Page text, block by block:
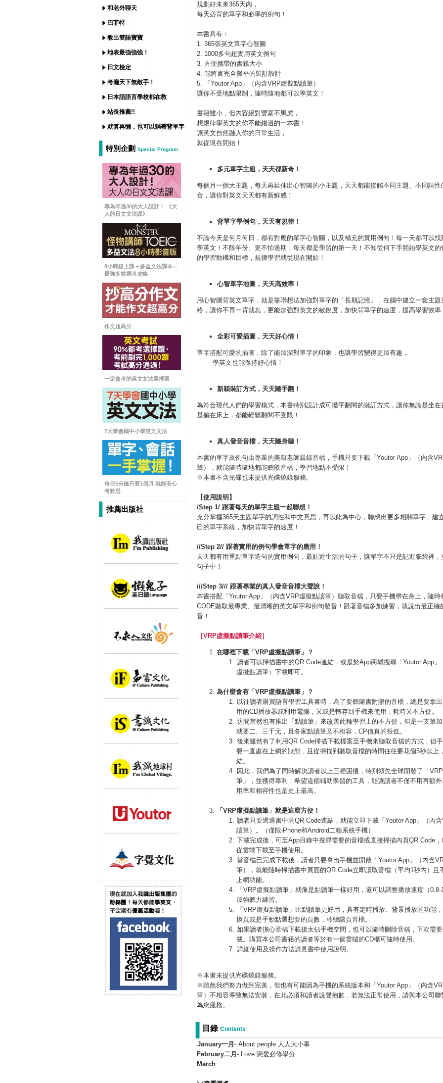
和老外聊天
巴菲特
教出雙語寶寶
地表最強強強！
日文檢定
考遍天下無敵手！
日本語語言學校都在教
站長推薦!!
就算再懶，也可以躺著背單字
特別企劃 Special Program
專為年過30的大人設計！ 《大
人的日文文法課》
8小時線上課＋多益文法課本＝
最強多益應考攻略
作文超高分
一定會考的英文文法選擇題
7天學會國中小學英文文法
每日5分鐘只要1個月 就能安心
考雅思
推薦出版社
規劃好未來365天內，
每天必背的單字和必學的例句！
本書具有：
1. 365張英文單字心智圖
2. 1000多句超實用英文例句
3. 方便攜帶的書籍大小
4. 能將書完全攤平的裝訂設計
5. 「Youtor App」（內含VRP虛擬點讀筆）
讓你不受地點限制，隨時隨地都可以學英文！
書籍雖小，但內容絕對豐富不馬虎，
想規律學英文的你不能錯過的一本書！
讓英文自然融入你的日常生活，
就從現在開始！
多元單字主題，天天都新奇！
每個月一個大主題，每天再延伸出心智圖的小主題，天天都能接觸不同主題、不同詞性
合，讓你對英文天天都有新鮮感！
背單字學例句，天天有規律！
不論今天是何月何日，都有對應的單字心智圖，以及補充的實用例句！每一天都可以找
學英文！不限年份、更不怕過期，每天都是學習的第一天！不知從何下手開始學英文的
的學習動機和目標，規律學習就從現在開始！
心智單字地圖，天天高效率！
用心智圖背英文單字，就是靠聯想法加強對單字的「長期記憶」，在腦中建立一套主題
絡，讓你不再一背就忘，更能加強對英文的敏銳度，加快背單字的速度，提高學習效率
全彩可愛插圖，天天好心情！
單字搭配可愛的插圖，除了能加深對單字的印象，也讓學習變得更加有趣，
學英文也能保持好心情！
新穎裝訂方式，天天隨手翻！
為符合現代人們的學習模式，本書特別設計成可攤平翻閱的裝訂方式，讓你無論是坐在
是躺在床上，都能輕鬆翻閱不受限！
真人發音音檔，天天隨身聽！
本書的單字及例句由專業的美籍老師親錄音檔，手機只要下載「Youtor App」（內含
筆），就能隨時隨地都能聽取音檔，學習地點不受限！
※本書不含光碟也未提供光碟燒錄服務。
【使用說明】
/Step 1/ 跟著每天的單字主題一起聯想！
充分掌握365天主題單字的詞性和中文意思，再以此為中心，聯想出更多相關單字，建
己的單字系統，加快背單字的速度！
//Step 2// 跟著實用的例句學會單字的應用！
天天都有用重點單字造句的實用例句，最貼近生活的句子，讓單字不只是記進腦袋裡，
句子中！
///Step 3/// 跟著專業的真人發音音檔大聲說！
本書搭配「Youtor App」（內含VRP虛擬點讀筆）聽取音檔，只要手機帶在身上，隨時
CODE聽取最專業、最清晰的英文單字和例句發音！跟著音檔多加練習，就說出最正確
音！
［VRP虛擬點讀筆介紹］
在哪裡下載「 VRP虛擬點讀筆」？
讀者可以掃描書中的QR Code連結，或是於App商城搜尋「Youtor App」
虛擬點讀筆）下載即可。
為什麼會有「 VRP虛擬點讀筆」？
以往讀者購買語言學習工具書時，為了要聽隨書附贈的音檔，總是要拿
用的CD播放器或利用電腦，又或是轉存到手機來使用，耗時又不方便。
坊間當然也有推出「點讀筆」來改善此種學習上的不方便，但是一支筆
就要二、三千元，且各家點讀筆又不相容，CP值真的很低。
後來雖然有了利用QR Code掃描下載檔案至手機來聽取音檔的方式，但
要一直處在上網的狀態，且從掃描到聽取音檔的時間往往要花個5秒以上
結。
因此，我們為了同時解決讀者以上三種困擾，特別領先全球開發了「
筆」，並獲得專利，希望這個輔助學習的工具，能讓讀者不僅不用再額
用率和相容性也是史上最高。
「 VRP虛擬點讀筆」就是這麼方便！
讀者只要透過書中的QR Code連結，就能立即下載「Youtor App」（內
讀筆）。（僅限iPhone和Android二種系統手機）
下載完成後，可至App目錄中搜尋需要的音檔或直接掃描內頁QR Code，
從雲端下載至手機使用。
當音檔已完成下載後，讀者只要拿出手機並開啟「Youtor App」（內含
筆），就能隨時掃描書中頁面的QR Code立即讀取音檔（平均1秒內）且
上網功能。
「VRP虛擬點讀筆」就像是點讀筆一樣好用，還可以調整播放速度（0.8-
加強聽力練習。
「VRP虛擬點讀筆」比點讀筆更好用，具有定時播放、背景播放的功能
換頁或是手動點選想要的頁數，聆聽該頁音檔。
如果讀者擔心音檔下載後太佔手機空間，也可以隨時刪除音檔，下次需
載。購買本公司書籍的讀者等於有一個雲端的CD櫃可隨時使用。
詳細使用及操作方法請見書中使用說明。
※本書未提供光碟燒錄服務。
※雖然我們努力做到完美，但也有可能因為手機的系統版本和「Youtor App」（內含
筆）不相容導致無法安裝，在此必須和讀者說聲抱歉，若無法正常使用，請與本公司聯
為您服務。
目錄 Contents
January一月- About people 人人大小事
February二月 - Love 戀愛必修學分
March